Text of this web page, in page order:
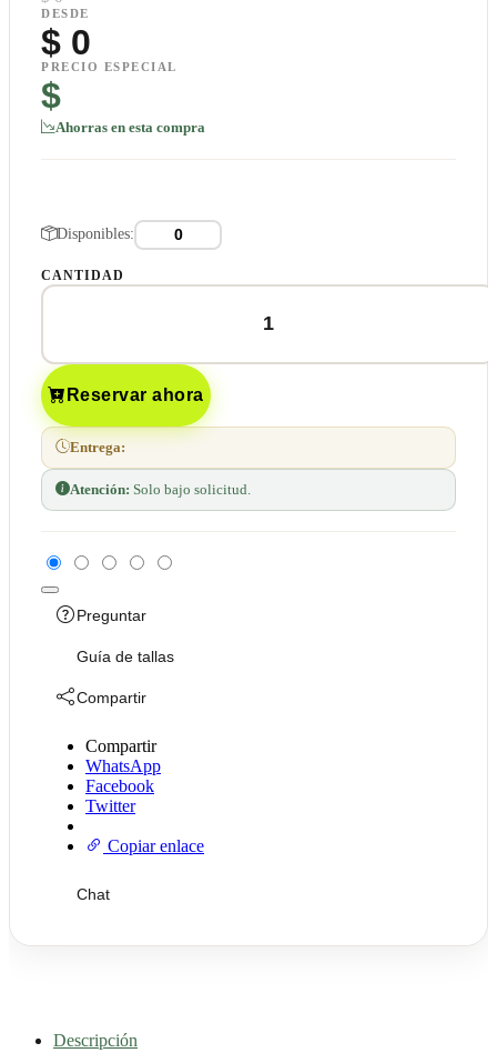
DESDE
$ 0
PRECIO ESPECIAL
$
Ahorras en esta compra
Disponibles:
CANTIDAD
Reservar ahora
Entrega:
Atención: Solo bajo solicitud.
Preguntar
Guía de tallas
Compartir
Compartir
WhatsApp
Facebook
Twitter
Copiar enlace
Chat
Descripción